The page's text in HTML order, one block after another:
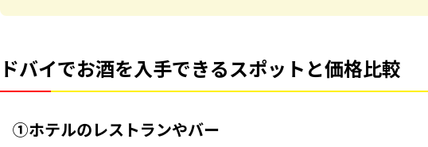
ドバイでお酒を入手できるスポットと価格比較
①ホテルのレストランやバー